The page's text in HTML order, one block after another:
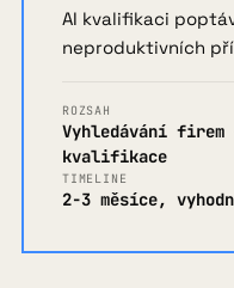
AI kvalifikaci
neproduktivních
ROZSAH
Vyhledávání
kvalifikace
TIMELINE
2-3 měsíce,